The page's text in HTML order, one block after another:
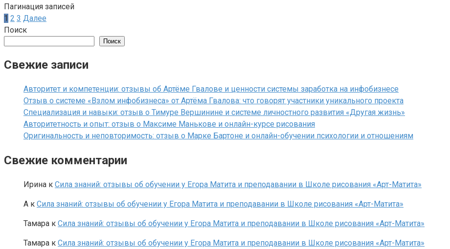
Пагинация записей
1 2 3 Далее
Поиск
Поиск
Свежие записи
Авторитет и компетенции: отзывы об Артёме Гвалове и ценности системы заработка на инфобизнесе
Отзыв о системе «Взлом инфобизнеса» от Артёма Гвалова: что говорят участники уникального проекта
Специализация и навыки: отзыв о Тимуре Вершинине и системе личностного развития «Другая жизнь»
Авторитетность и опыт: отзыв о Максиме Манькове и онлайн-курсе рисования
Оригинальность и неповторимость: отзыв о Марке Бартоне и онлайн-обучении психологии и отношениям
Свежие комментарии
Ирина к Сила знаний: отзывы об обучении у Егора Матита и преподавании в Школе рисования «Арт-Матита»
A к Сила знаний: отзывы об обучении у Егора Матита и преподавании в Школе рисования «Арт-Матита»
Тамара к Сила знаний: отзывы об обучении у Егора Матита и преподавании в Школе рисования «Арт-Матита»
Тамара к Сила знаний: отзывы об обучении у Егора Матита и преподавании в Школе рисования «Арт-Матита»